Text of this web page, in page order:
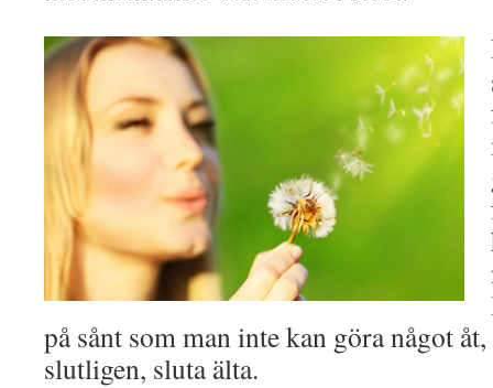
på sånt som man inte kan göra något
slutligen, sluta älta.